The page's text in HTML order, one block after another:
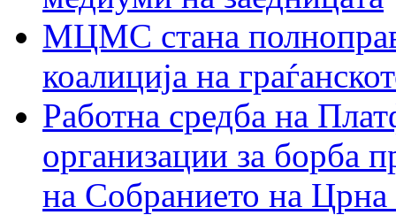
МЦМС стана
коалиција на
Работна средба на
организации за борба
на Собранието на Црна